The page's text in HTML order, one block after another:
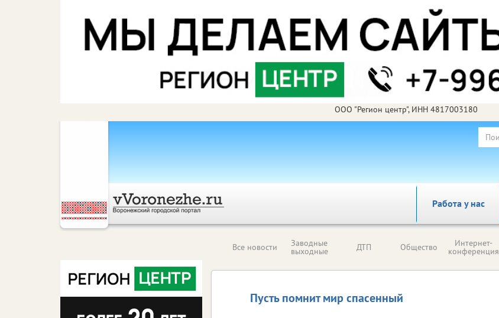
ООО "Регион центр", ИНН 4817003180
Работа у нас
Все новости Заводные
выходные ДТП Общество Интернет-
конференция
Пусть помнит мир спасенный